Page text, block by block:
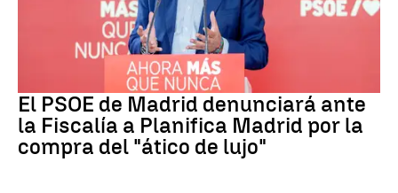
El PSOE de Madrid denunciará ante
la Fiscalía a Planifica Madrid por la
compra del "ático de lujo"